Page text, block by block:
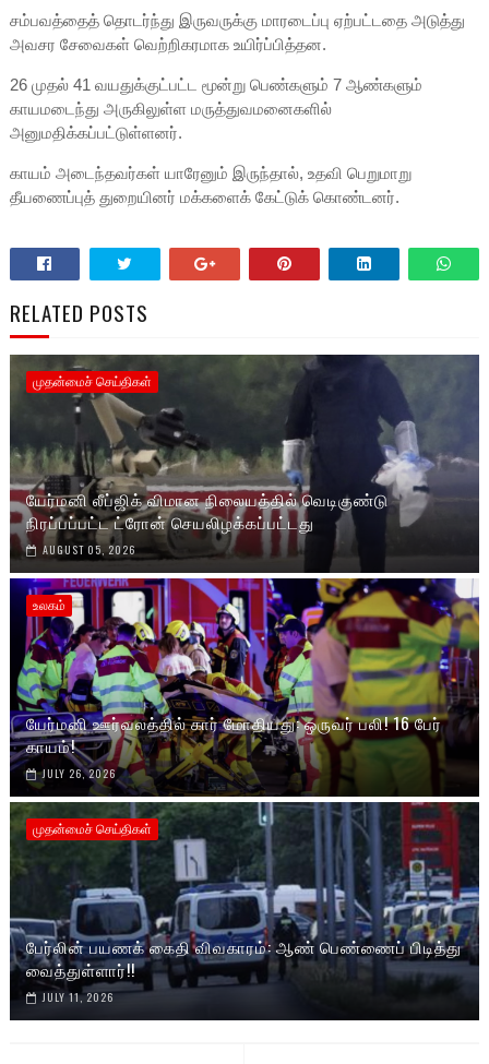
சம்பவத்தைத் தொடர்ந்து இருவருக்கு மாரடைப்பு ஏற்பட்டதை அடுத்து
அவசர சேவைகள் வெற்றிகரமாக உயிர்ப்பித்தன.
26 முதல் 41 வயதுக்குட்பட்ட மூன்று பெண்களும் 7 ஆண்களும்
காயமடைந்து அருகிலுள்ள மருத்துவமனைகளில்
அனுமதிக்கப்பட்டுள்ளனர்.
காயம் அடைந்தவர்கள் யாரேனும் இருந்தால், உதவி பெறுமாறு
தீயணைப்புத் துறையினர் மக்களைக் கேட்டுக் கொண்டனர்.
RELATED POSTS
முதன்மைச் செய்திகள்
யேர்மனி லீப்ஜிக் விமான நிலையத்தில் வெடிகுண்டு
நிரப்பப்பட்ட ட்ரோன் செயலிழக்கப்பட்டது
AUGUST 05, 2026
உலகம்
யேர்மனி ஊர்வலத்தில் கார் மோதியது: ஒருவர் பலி! 16 பேர்
காயம்!
JULY 26, 2026
முதன்மைச் செய்திகள்
பேர்லின் பயணக் கைதி விவகாரம்: ஆண் பெண்ணைப் பிடித்து
வைத்துள்ளார்!!
JULY 11, 2026